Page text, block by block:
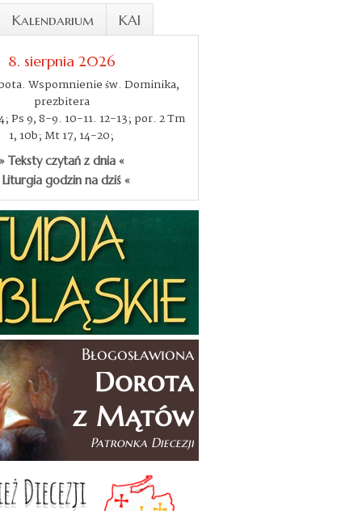
Kalendarium KAI
8. sierpnia 2026
Wspomnienie św. Dominika,
prezbitera
Ps 9, 8-9. 10-11. 12-13; por. 2 Tm
1, 10b; Mt 17, 14-20;
Teksty czytań z dnia «
Liturgia godzin na dziś «